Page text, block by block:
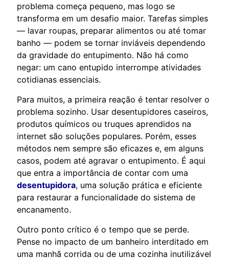
problema começa pequeno, mas logo se
transforma em um desafio maior. Tarefas simples
— lavar roupas, preparar alimentos ou até tomar
banho — podem se tornar inviáveis dependendo
da gravidade do entupimento. Não há como
negar: um cano entupido interrompe atividades
cotidianas essenciais.
Para muitos, a primeira reação é tentar resolver o
problema sozinho. Usar desentupidores caseiros,
produtos químicos ou truques aprendidos na
internet são soluções populares. Porém, esses
métodos nem sempre são eficazes e, em alguns
casos, podem até agravar o entupimento. É aqui
que entra a importância de contar com uma
desentupidora, uma solução prática e eficiente
para restaurar a funcionalidade do sistema de
encanamento.
Outro ponto crítico é o tempo que se perde.
Pense no impacto de um banheiro interditado em
uma manhã corrida ou de uma cozinha inutilizável